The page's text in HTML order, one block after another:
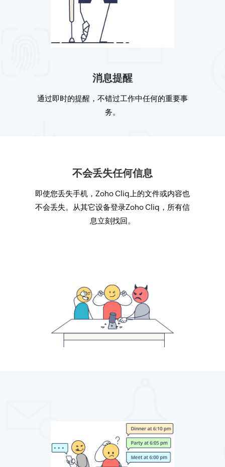
消息提醒
通过即时的提醒，不错过工作中任何的重要事
务。
不会丢失任何信息
即使您丢失手机，Zoho Cliq上的文件或内容也
不会丢失。从其它设备登录Zoho Cliq，所有信
息立刻找回。